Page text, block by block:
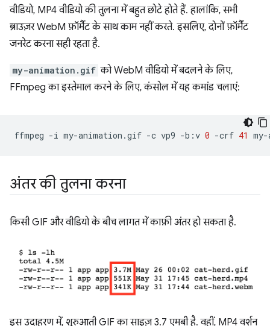
वीडियो, MP4 वीडियो की तुलना में बहुत छोटे होते हैं. हालांकि, सभी
ब्राउज़र WebM फ़ॉर्मैट के साथ काम नहीं करते. इसलिए, दोनों फ़ॉर्मैट
जनरेट करना सही रहता है.
my-animation.gif को WebM वीडियो में बदलने के लिए,
FFmpeg का इस्तेमाल करने के लिए, कंसोल में यह कमांड चलाएं:
ffmpeg -i my-animation.gif -c vp9 -b:v 0 -crf 41
अंतर की तुलना करना
किसी GIF और वीडियो के बीच लागत में काफ़ी अंतर हो सकता है.
इस उदाहरण में, शुरुआती GIF का साइज़ 3.7 एमबी है. वहीं, MP4 वर्शन